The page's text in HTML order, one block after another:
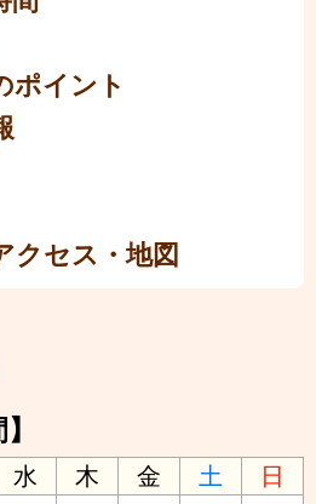
ポイント
クセス・地図
水 木 金 土
日